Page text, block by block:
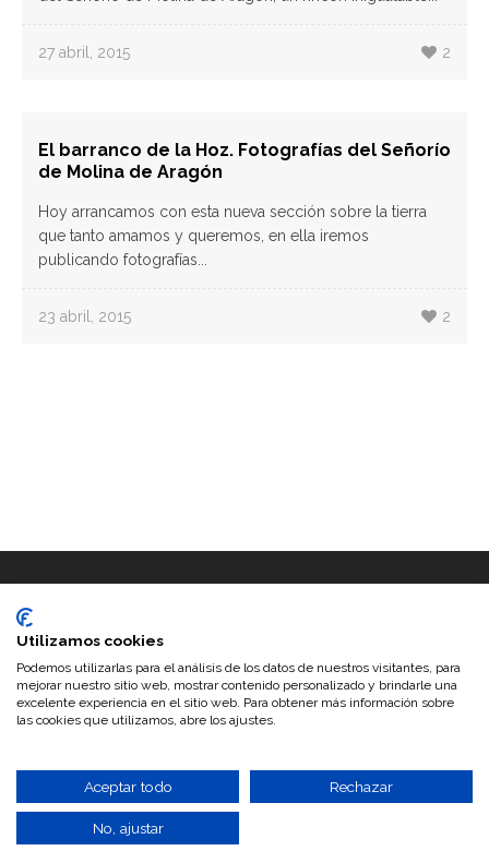
27 abril, 2015 2
El barranco de la Hoz. Fotografías del Señorío
de Molina de Aragón
Hoy arrancamos con esta nueva sección sobre la tierra
que tanto amamos y queremos, en ella iremos
publicando fotografías...
23 abril, 2015 2
©2026 Trufas del Senorio · Configurado y personalizado por
Distribuidores de trufa-Trufa negra-Trufa de verano-Aceite de
Utilizamos cookies
Podemos utilizarlas para el análisis de los datos de nuestros visitantes, para
mejorar nuestro sitio web, mostrar contenido personalizado y brindarle una
excelente experiencia en el sitio web. Para obtener más información sobre
las cookies que utilizamos, abre los ajustes.
Aceptar todo Rechazar
No, ajustar